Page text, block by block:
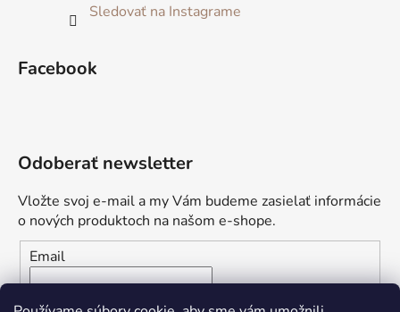
Sledovať na Instagrame
Facebook
Odoberať newsletter
Vložte svoj e-mail a my Vám budeme zasielať informácie
o nových produktoch na našom e-shope.
Email
Vložením e-mailu súhlasíte s
podmienkami ochrany